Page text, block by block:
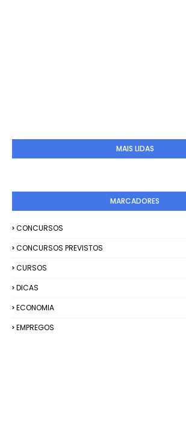
MAIS LIDAS
MARCADORES
CONCURSOS
CONCURSOS PREVISTOS
CURSOS
DICAS
ECONOMIA
EMPREGOS